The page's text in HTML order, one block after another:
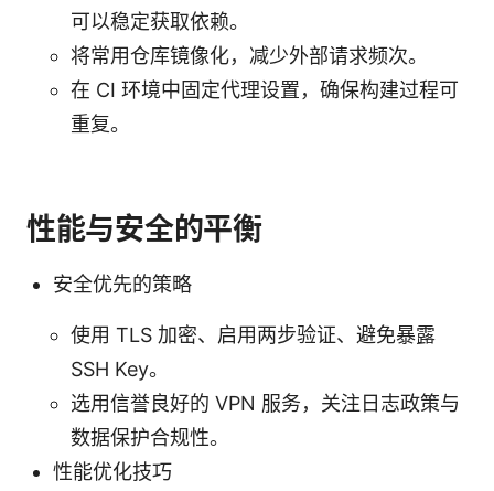
可以稳定获取依赖。
将常用仓库镜像化，减少外部请求频次。
在 CI 环境中固定代理设置，确保构建过程可
重复。
性能与安全的平衡
安全优先的策略
使用 TLS 加密、启用两步验证、避免暴露
SSH Key。
选用信誉良好的 VPN 服务，关注日志政策与
数据保护合规性。
性能优化技巧